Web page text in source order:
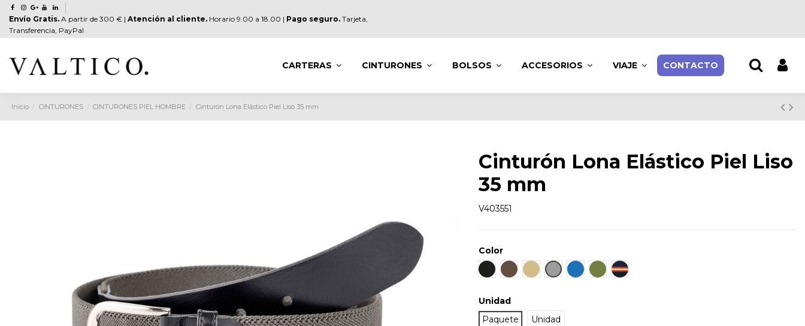
Envío Gratis. A partir de 300 € | Atención al cliente. Horario 9.00 a 18.00 | Pago seguro. Tarjeta,
Transferencia, PayPal
CARTERAS CINTURONES BOLSOS ACCESORIOS VIAJE CONTACTO
Inicio CINTURONES CINTURONES PIEL HOMBRE Cinturón Lona Elástico Piel Liso 35 mm
Cinturón Lona Elástico Piel Liso
35 mm
V403551
Color
Negro Marrón Beis Gris Azul CaquiBandera Mini
Unidad
Paquete
Unidad